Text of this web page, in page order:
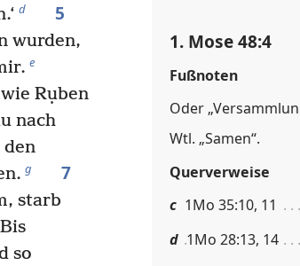
d 5
wurden,
e
Rụben
nach
den
g 7
starb
so
1. Mose 48:4
Fußnoten
Oder
Wtl. „Samen“.
Querverweise
c 1Mo 35:10, 11
d 1Mo 28:13, 14